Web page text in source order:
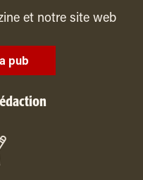
et notre site web
pub